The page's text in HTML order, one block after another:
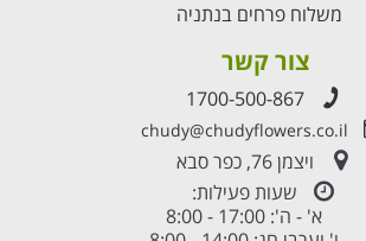
משלוח פרחים בנתניה
צור קשר
1700-500-867
chudy@chudyflowers.co.il
ויצמן 76, כפר סבא
שעות פעילות:
א' - ה': 17:00 - 8:00